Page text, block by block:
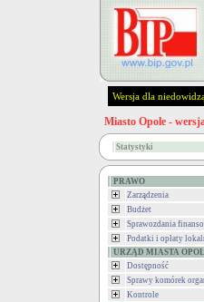
Wersja dla
Miasto Opole -
Statystyki
PRAWO
Zarządzenia
Budżet
Sprawozdania
Podatki i opłaty
URZĄD MIASTA
Dostępność
Sprawy komórek
Kontrole